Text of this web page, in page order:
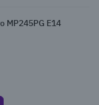
MP245PG E14